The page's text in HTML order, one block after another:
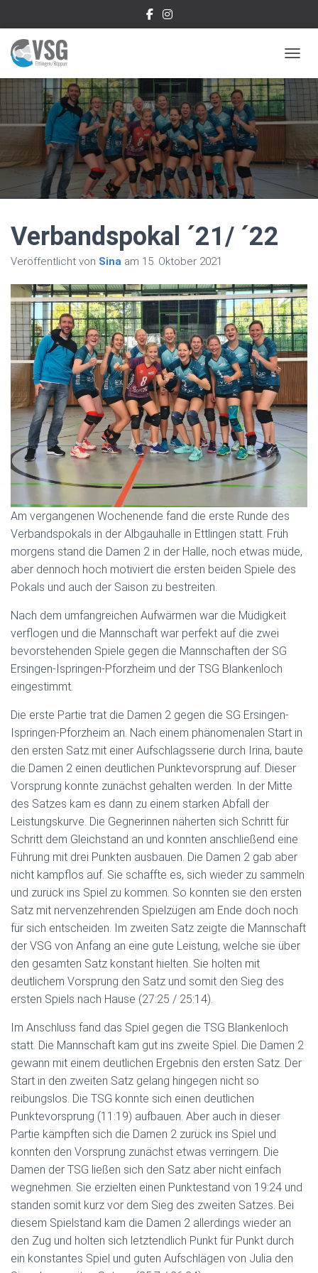
Verbandspokal ´21/ ´22
Veröffentlicht von Sina am 15. Oktober 2021
Am vergangenen Wochenende fand die erste Runde des
Verbandspokals in der Albgauhalle in Ettlingen statt. Früh
morgens stand die Damen 2 in der Halle, noch etwas müde,
aber dennoch hoch motiviert die ersten beiden Spiele des
Pokals und auch der Saison zu bestreiten.
Nach dem umfangreichen Aufwärmen war die Müdigkeit
verflogen und die Mannschaft war perfekt auf die zwei
bevorstehenden Spiele gegen die Mannschaften der SG
Ersingen-Ispringen-Pforzheim und der TSG Blankenloch
eingestimmt.
Die erste Partie trat die Damen 2 gegen die SG Ersingen-
Ispringen-Pforzheim an. Nach einem phänomenalen Start in
den ersten Satz mit einer Aufschlagsserie durch Irina, baute
die Damen 2 einen deutlichen Punktevorsprung auf. Dieser
Vorsprung konnte zunächst gehalten werden. In der Mitte
des Satzes kam es dann zu einem starken Abfall der
Leistungskurve. Die Gegnerinnen näherten sich Schritt für
Schritt dem Gleichstand an und konnten anschließend eine
Führung mit drei Punkten ausbauen. Die Damen 2 gab aber
nicht kampflos auf. Sie schaffte es, sich wieder zu sammeln
und zurück ins Spiel zu kommen. So konnten sie den ersten
Satz mit nervenzehrenden Spielzügen am Ende doch noch
für sich entscheiden. Im zweiten Satz zeigte die Mannschaft
der VSG von Anfang an eine gute Leistung, welche sie über
den gesamten Satz konstant hielten. Sie holten mit
deutlichem Vorsprung den Satz und somit den Sieg des
ersten Spiels nach Hause (27:25 / 25:14).
Im Anschluss fand das Spiel gegen die TSG Blankenloch
statt. Die Mannschaft kam gut ins zweite Spiel. Die Damen 2
gewann mit einem deutlichen Ergebnis den ersten Satz. Der
Start in den zweiten Satz gelang hingegen nicht so
reibungslos. Die TSG konnte sich einen deutlichen
Punktevorsprung (11:19) aufbauen. Aber auch in dieser
Partie kämpften sich die Damen 2 zurück ins Spiel und
konnten den Vorsprung zunächst etwas verringern. Die
Damen der TSG ließen sich den Satz aber nicht einfach
wegnehmen. Sie erzielten einen Punktestand von 19:24 und
standen somit kurz vor dem Sieg des zweiten Satzes. Bei
diesem Spielstand kam die Damen 2 allerdings wieder an
den Zug und holten sich letztendlich Punkt für Punkt durch
ein konstantes Spiel und guten Aufschlägen von Julia den